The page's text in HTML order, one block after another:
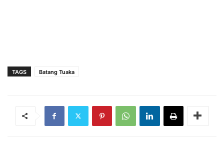
TAGS Batang Tuaka